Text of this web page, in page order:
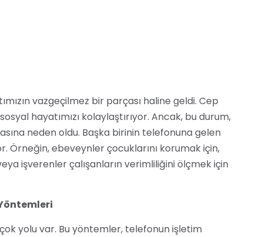
vazgeçilmez bir parçası haline geldi. Cep
hayatımızı kolaylaştırıyor. Ancak, bu durum,
neden oldu. Başka birinin telefonuna gelen
Örneğin, ebeveynler çocuklarını korumak için,
işverenler çalışanların verimliliğini ölçmek için
yolu var. Bu yöntemler, telefonun işletim